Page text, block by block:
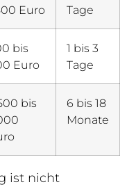
Euro
Tage
bis
Euro
1 bis 3
Tage
bis
6 bis 18
Monate
ist nicht